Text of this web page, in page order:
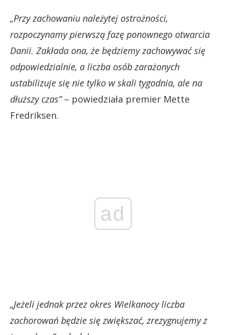
„Przy zachowaniu należytej ostrożności,
rozpoczynamy pierwszą fazę ponownego otwarcia
Danii. Zakłada ona, że będziemy zachowywać się
odpowiedzialnie, a liczba osób zarażonych
ustabilizuje się nie tylko w skali tygodnia, ale na
dłuższy czas”– powiedziała premier Mette
Fredriksen.
ad
„Jeżeli jednak przez okres Wielkanocy liczba
zachorowań będzie się zwiększać, zrezygnujemy z